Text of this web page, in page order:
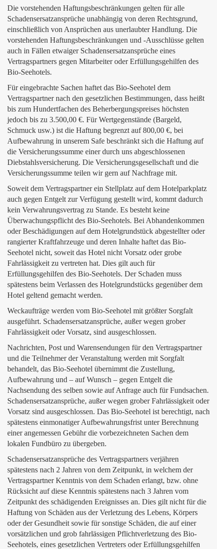
Die vorstehenden Haftungsbeschränkungen gelten für alle
Schadensersatzansprüche unabhängig von deren Rechtsgrund,
einschließlich von Ansprüchen aus unerlaubter Handlung. Die
vorstehenden Haftungsbeschränkungen und -Ausschlüsse gelten
auch in Fällen etwaiger Schadensersatzansprüche eines
Vertragspartners gegen Mitarbeiter oder Erfüllungsgehilfen des
Bio-Seehotels.
Für eingebrachte Sachen haftet das Bio-Seehotel dem
Vertragspartner nach den gesetzlichen Bestimmungen, dass heißt
bis zum Hundertfachen des Beherbergungspreises höchsten
jedoch bis zu 3.500,00 €. Für Wertgegenstände (Bargeld,
Schmuck usw.) ist die Haftung begrenzt auf 800,00 €, bei
Aufbewahrung in unserem Safe beschränkt sich die Haftung auf
die Versicherungssumme einer durch uns abgeschlossenen
Diebstahlsversicherung. Die Versicherungsgesellschaft und die
Versicherungssumme teilen wir gern auf Nachfrage mit.
Soweit dem Vertragspartner ein Stellplatz auf dem Hotelparkplatz
auch gegen Entgelt zur Verfügung gestellt wird, kommt dadurch
kein Verwahrungsvertrag zu Stande. Es besteht keine
Überwachungspflicht des Bio-Seehotels. Bei Abhandenkommen
oder Beschädigungen auf dem Hotelgrundstück abgestellter oder
rangierter Kraftfahrzeuge und deren Inhalte haftet das Bio-
Seehotel nicht, soweit das Hotel nicht Vorsatz oder grobe
Fahrlässigkeit zu vertreten hat. Dies gilt auch für
Erfüllungsgehilfen des Bio-Seehotels. Der Schaden muss
spätestens beim Verlassen des Hotelgrundstücks gegenüber dem
Hotel geltend gemacht werden.
Weckaufträge werden vom Bio-Seehotel mit größter Sorgfalt
ausgeführt. Schadensersatzansprüche, außer wegen grober
Fahrlässigkeit oder Vorsatz, sind ausgeschlossen.
Nachrichten, Post und Warensendungen für den Vertragspartner
und die Teilnehmer der Veranstaltung werden mit Sorgfalt
behandelt, das Bio-Seehotel übernimmt die Zustellung,
Aufbewahrung und – auf Wunsch – gegen Entgelt die
Nachsendung des selben sowie auf Anfrage auch für Fundsachen.
Schadensersatzansprüche, außer wegen grober Fahrlässigkeit oder
Vorsatz sind ausgeschlossen. Das Bio-Seehotel ist berechtigt, nach
spätestens einmonatiger Aufbewahrungsfrist unter Berechnung
einer angemessen Gebühr die vorbezeichneten Sachen dem
lokalen Fundbüro zu übergeben.
Schadensersatzansprüche des Vertragspartners verjähren
spätestens nach 2 Jahren von dem Zeitpunkt, in welchem der
Vertragspartner Kenntnis von dem Schaden erlangt, bzw. ohne
Rücksicht auf diese Kenntnis spätestens nach 3 Jahren vom
Zeitpunkt des schädigenden Ereignisses an. Dies gilt nicht für die
Haftung von Schäden aus der Verletzung des Lebens, Körpers
oder der Gesundheit sowie für sonstige Schäden, die auf einer
vorsätzlichen und grob fahrlässigen Pflichtverletzung des Bio-
Seehotels, eines gesetzlichen Vertreters oder Erfüllungsgehilfen